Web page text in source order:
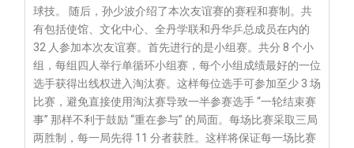
球技。 随后，孙少波介绍了本次友谊赛的赛程和赛制。共
有包括使馆、文化中心、全丹学联和丹华乒总成员在内的
32 人参加本次友谊赛。首先进行的是小组赛。共分 8 个小
组，每组四人举行单循环小组赛，每个小组成绩最好的一位
选手获得出线权进入淘汰赛。这样每位选手可参加至少 3 场
比赛，避免直接使用淘汰赛导致一半参赛选手 “一轮结束赛
事” 那样不利于鼓励 “重在参与” 的局面。每场比赛采取三局
两胜制，每一局先得 11 分者获胜。这样将保证每一场比赛